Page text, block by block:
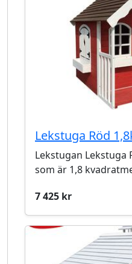
Lekstuga Röd
Lekstugan Lekstuga
som är 1,8
7 425 kr